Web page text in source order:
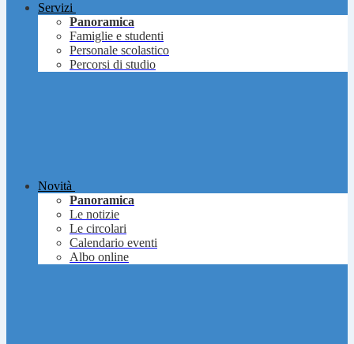
Servizi
Panoramica
Famiglie e studenti
Personale scolastico
Percorsi di studio
Novità
Panoramica
Le notizie
Le circolari
Calendario eventi
Albo online